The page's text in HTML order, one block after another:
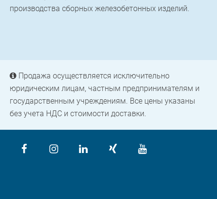
производства сборных железобетонных изделий.
Продажа осуществляется исключительно
юридическим лицам, частным предпринимателям и
государственным учреждениям. Все цены указаны
без учета НДС и стоимости доставки.